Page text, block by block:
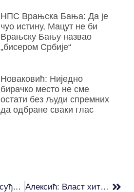
НПС Врањска Бања: Да је
чуо истину, Мацут не би
Врањску Бању назвао
„бисером Србије“
Новаковић: Ниједно
бирачко место не сме
остати без људи спремних
да одбране сваки глас
НПС Јагодина осуђује срамно понашање начелника Школске управе Алексић: Власт хитно да престане са репресијом и подстицањем насиља